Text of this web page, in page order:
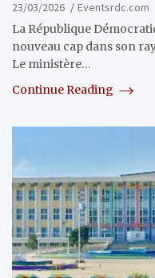
23/03/2026
Eventsrdc.com
La République
nouveau cap dans son
Le ministère…
Continue Reading